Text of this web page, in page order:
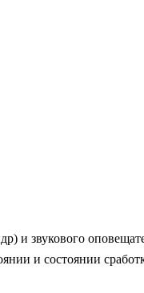
и звукового
и состоянии